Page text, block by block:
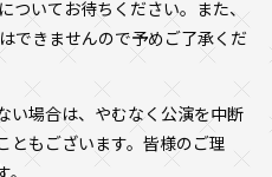
ついてお待ちください。また、
できませんので予めご了承くだ
い場合は、やむなく公演を中断
ともございます。皆様のご理